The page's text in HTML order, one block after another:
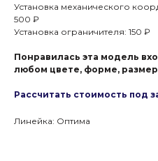
Установка механического
500 ₽
Установка ограничителя: 150 ₽
Понравилась эта модель
любом цвете, форме,
Рассчитать стоимость под
Линейка: Оптима